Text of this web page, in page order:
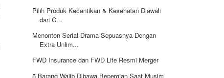
Pilih Produk Kecantikan & Kesehatan Diawali
dari C...
Menonton Serial Drama Sepuasnya Dengan
Extra Unlim...
FWD Insurance dan FWD Life Resmi Merger
5 Barang Wajib Dibawa Bepergian Saat Musim